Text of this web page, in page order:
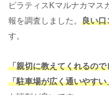
ピラティスKマルナカマス
報を調査しました。 良い口
す。
「親切に教えてくれるの
「駐車場が広く通いやす